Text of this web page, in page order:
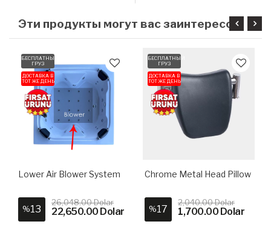
БЕСПЛАТНЫЙ
ГРУЗ
ДОСТАВКА В
ТОТ ЖЕ ДЕНЬ
Lower Air Blower System
%13
26,048.00 Dolar
22,650.00 Dolar
БЕСПЛАТНЫЙ
ГРУЗ
ДОСТАВКА В
ТОТ ЖЕ ДЕНЬ
Chrome Metal Head Pillow
%17
2,040.00 Dolar
1,700.00 Dolar